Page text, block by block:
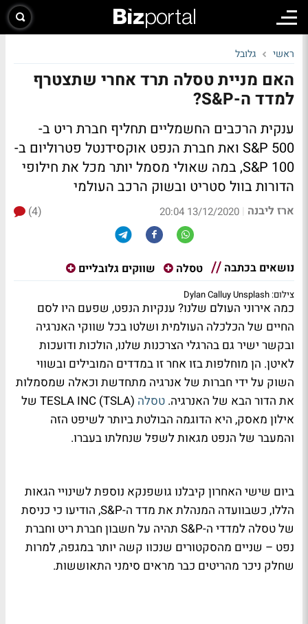
ראשי גלובל
האם מניית טסלה תרד אחרי שתצטרף
למדד ה-S&P?
ענקית הרכבים החשמליים תחליף חברת ריט ב-
S&P 500 ואת חברת הנפט אוקסידנטל פטרוליום ב-
S&P 100, במה שאולי מסמל יותר מכל את חילופי
הדורות בוול סטריט ובשוק הרכב העולמי
ארז ליבנה |
13/12/2020 20:04
(4)
נושאים בכתבה טסלה שווקים גלובליים
צילום: Dylan Calluy Unsplash
כמה אירוני העולם שלנו? ענקיות הנפט, שפעם היו לסם
החיים של הכלכלה העולמית ושלטו בכל שווקי האנרגיה
ובקשר ישיר גם בהרגלי הצרכנות שלנו, הולכות ודועכות
לאיטן. הן מוחלפות בזו אחר זו במדדים המובילים ובשווי
השוק על ידי חברות של אנרגיה מתחדשת וכאלה שמסמלות
את הדור הבא של האנרגיה. טסלה
TESLA INC (TSLA) של
אילון מאסק, היא הדוגמה הבולטת ביותר לשיפט הזה
והמעבר של הנפט מגאות לשפל שנחלתו בעברו.
ביום שישי האחרון קיבלנו גושפנקא נוספת לשינויי הגאות
הללו, כשבוועדה המנהלת את מדד ה-S&P, הודיעו כי כניסת
של טסלה למדדי ה-S&P תהיה על חשבון חברת ריט וחברת
נפט – שניים מהסקטורים שנכוו קשה יותר במגפה, למרות
שחלק ניכר מהריטים כבר מראים סימני התאוששות.